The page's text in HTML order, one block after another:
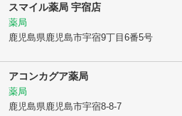
スマイル薬局 宇宿店
薬局
鹿児島県鹿児島市宇宿9丁目6番5号
アコンカグア薬局
薬局
鹿児島県鹿児島市宇宿8-8-7